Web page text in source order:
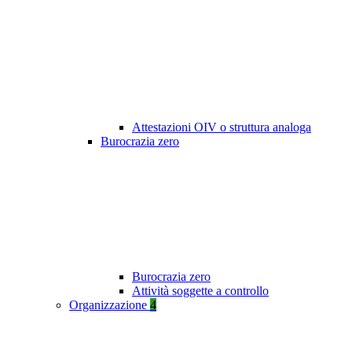
Attestazioni OIV o struttura analoga
Burocrazia zero
Burocrazia zero
Attività soggette a controllo
Organizzazione 4